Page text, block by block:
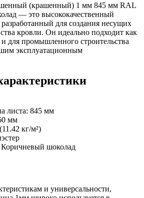
(крашенный) 1 мм 845 мм RAL
— это высококачественный
для создания несущих
кровли. Он идеально подходит как
и для промышленного строительства
эксплуатационным
листа: 845 мм
мм
кг/м²)
шоколад
и универсальности,